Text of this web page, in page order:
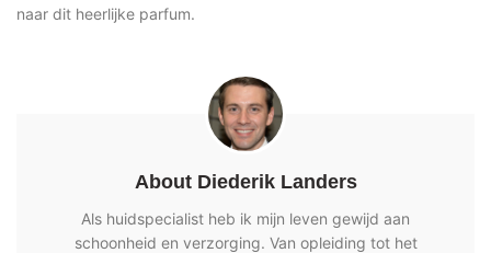
naar dit heerlijke parfum.
About Diederik Landers
Als huidspecialist heb ik mijn leven gewijd aan
schoonheid en verzorging. Van opleiding tot het